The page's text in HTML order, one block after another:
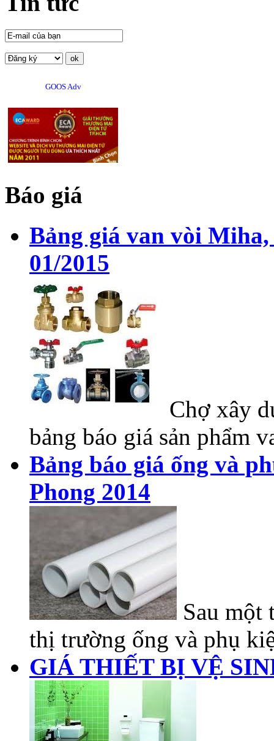
GOOS Adv
Báo giá
Bảng giá van vòi
01/2015
Chợ xây
bảng báo giá sản phẩm
Bảng báo giá ống và
Phong 2014
Sau một
thị trường ống và phụ
GIÁ THIẾT BỊ VỆ